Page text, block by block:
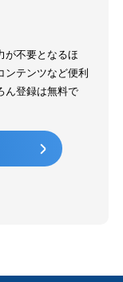
が不要となるほ
ンテンツなど便利
ん登録は無料で